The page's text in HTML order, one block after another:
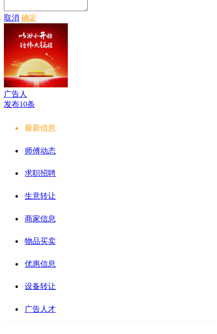
取消 确定
广告人
发布10条
最新信息
师傅动态
求职招聘
生意转让
商家信息
物品买卖
优惠信息
设备转让
广告人才